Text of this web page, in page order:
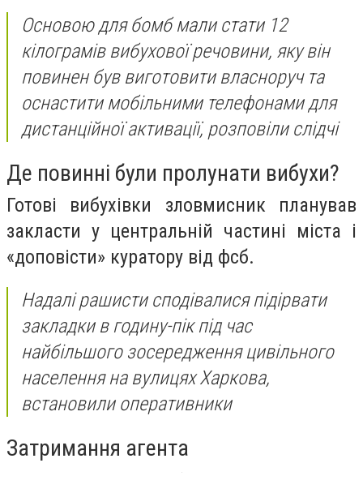
Основою для бомб мали стати 12
кілограмів вибухової речовини, яку він
повинен був виготовити власноруч та
оснастити мобільними телефонами для
дистанційної активації, розповіли слідчі
Де повинні були пролунати вибухи?
Готові вибухівки зловмисник планував
закласти у центральній частині міста і
«доповісти» куратору від фсб.
Надалі рашисти сподівалися підірвати
закладки в годину-пік під час
найбільшого зосередження цивільного
населення на вулицях Харкова,
встановили оперативники
Затримання агента